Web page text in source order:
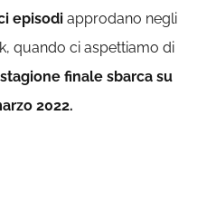
episodiapprodano negli
quando ci aspettiamo di
finale sbarca su
2022.